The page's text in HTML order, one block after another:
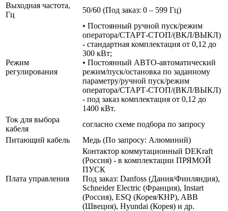
Выходная частота,
Гц
50/60 (Под заказ: 0 – 599 Гц)
Режим
регулирования
• Постоянный ручной пуск/режим
оператора/СТАРТ-СТОП/(ВКЛ/ВЫКЛ)
- стандартная комплектация от 0,12 до
300 кВт;
• Постоянный АВТО-автоматический
режим/пуск/остановка по заданному
параметру/ручной пуск/режим
оператора/СТАРТ-СТОП/(ВКЛ/ВЫКЛ)
- под заказ комплектация от 0,12 до
1400 кВт.
Ток для выбора
кабеля
согласно схеме подбора по запросу
Питающий кабель
Медь (По запросу: Алюминий)
Плата управления
Контактор коммутационный DEKraft
(Россия) - в комплектации ПРЯМОЙ
ПУСК
Под заказ: Danfoss (Дания/Финляндия),
Schneider Electric (Франция), Instart
(Россия), ESQ (Корея/КНР), ABB
(Швеция), Hyundai (Корея) и др.